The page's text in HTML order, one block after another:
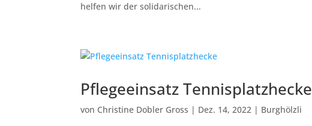
helfen wir der solidarischen...
Pflegeeinsatz Tennisplatzhecke
von Christine Dobler Gross | Dez. 14, 2022 | Burghölzli